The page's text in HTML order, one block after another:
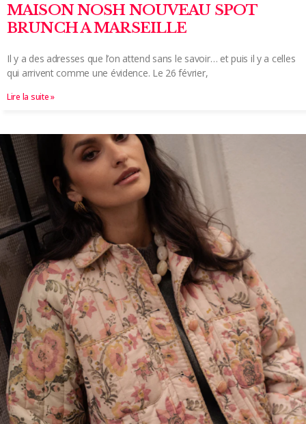
MAISON NOSH NOUVEAU SPOT
BRUNCH A MARSEILLE
Il y a des adresses que l’on attend sans le savoir… et puis il y a celles
qui arrivent comme une évidence. Le 26 février,
Lire la suite »